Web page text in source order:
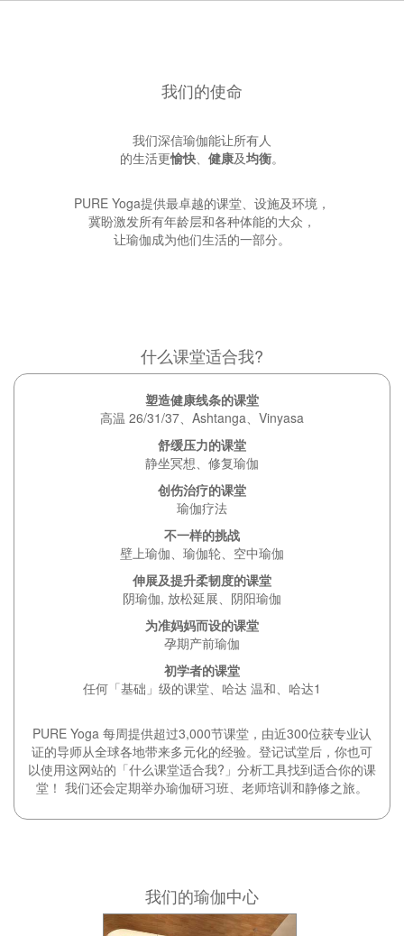
我们的使命
我们深信瑜伽能让所有人
的生活更愉快 健康及均衡。
PURE Yoga提供最卓越的课堂、设施及环境，
冀盼激发所有年龄层和各种体能的大众，
让瑜伽成为他们生活的一部分。
什么课堂适合我?
塑造健康线条的课堂
高温 26/31/37、Ashtanga、Vinyasa
舒缓压力的课堂
静坐冥想、修复瑜伽
创伤治疗的课堂
瑜伽疗法
不一样的挑战
壁上瑜伽、瑜伽轮、空中瑜伽
伸展及提升柔韧度的课堂
阴瑜伽, 放松延展、阴阳瑜伽
为准妈妈而设的课堂
孕期产前瑜伽
初学者的课堂
任何「基础」级的课堂、哈达 温和、哈达1
PURE Yoga 每周提供超过3,000节课堂，由近300位获专业认
证的导师从全球各地带来多元化的经验。登记试堂后，你也可
以使用这网站的「什么课堂适合我?」分析工具找到适合你的课
堂！ 我们还会定期举办瑜伽研习班、老师培训和静修之旅。
我们的瑜伽中心